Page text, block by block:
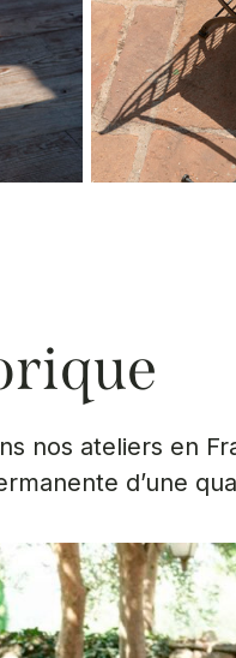
nos ateliers en
d’une